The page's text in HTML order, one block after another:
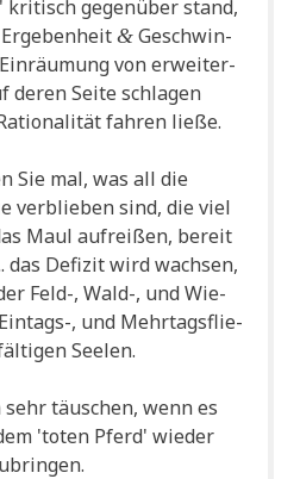
kri­tisch gegen­über stand,
& Geschwin­
von erwei­ter­
deren Sei­te schla­gen
fah­ren ließe.
Sie mal, was all die
ver­blie­ben sind, die viel
Maul auf­rei­ßen, bereit
das Defi­zit wird wach­sen,
Feld-, Wald-, und Wie­
, und Mehr­tags­flie­
Seelen.
täu­schen, wenn es
'toten Pferd' wie­der